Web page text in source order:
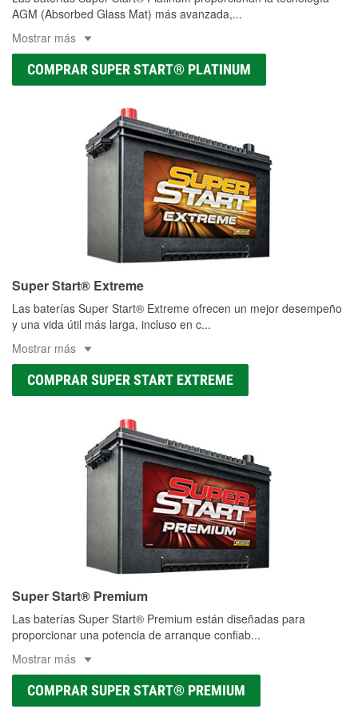
AGM (Absorbed Glass Mat) más avanzada,...
Mostrar más
COMPRAR SUPER START® PLATINUM
Super Start® Extreme
Las baterías Super Start® Extreme ofrecen un mejor desempeño
y una vida útil más larga, incluso en c...
Mostrar más
COMPRAR SUPER START EXTREME
Super Start® Premium
Las baterías Super Start® Premium están diseñadas para
proporcionar una potencia de arranque confiab...
Mostrar más
COMPRAR SUPER START® PREMIUM